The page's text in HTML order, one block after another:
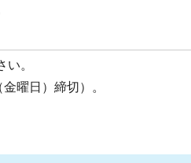
。
曜日）締切）。